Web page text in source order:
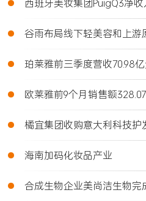
• 谷雨布局线下轻美容和上游
• 珀莱雅前三季度营收70.98
• 欧莱雅前9个月销售额
• 橘宜集团收购意大利科技
• 海南加码化妆品产业
• 合成生物企业美尚洁生物完